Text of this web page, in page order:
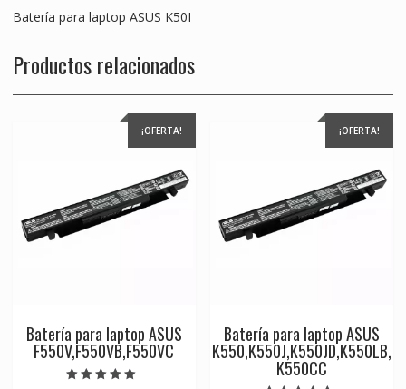
Batería para laptop ASUS K50I
Productos relacionados
¡OFERTA!
Batería para laptop ASUS
F550V,F550VB,F550VC
¡OFERTA!
Batería para laptop ASUS
K550,K550J,K550JD,K550LB,
K550CC